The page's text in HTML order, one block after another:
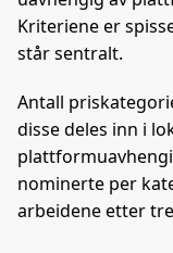
Kriteriene er
står sentralt.
Antall
disse deles inn i
nominerte per
arbeidene etter